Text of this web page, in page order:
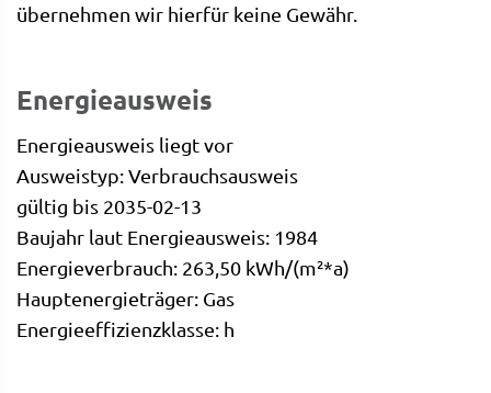
übernehmen wir hierfür keine Gewähr.
Energieausweis
Energieausweis liegt vor
Ausweistyp: Verbrauchsausweis
gültig bis 2035-02-13
Baujahr laut Energieausweis: 1984
Energieverbrauch: 263,50 kWh/(m²*a)
Hauptenergieträger: Gas
Energieeffizienzklasse: h